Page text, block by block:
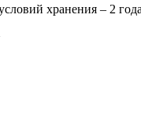
хранения – 2